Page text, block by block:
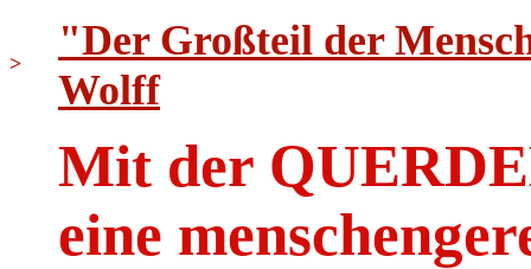
>
"Der Großteil der
Wolff
Mit der
eine